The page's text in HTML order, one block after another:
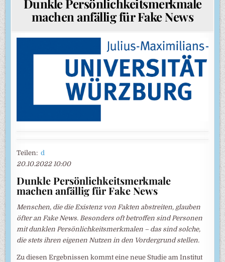
Dunkle Persönlichkeitsmerkmale
machen anfällig für Fake News
Teilen:d
20.10.2022 10:00
Dunkle Persönlichkeitsmerkmale
machen anfällig für Fake News
Menschen, die die Existenz von Fakten abstreiten, glauben
öfter an Fake News. Besonders oft betroffen sind Personen
mit dunklen Persönlichkeitsmerkmalen – das sind solche,
die stets ihren eigenen Nutzen in den Vordergrund stellen.
Zu diesen Ergebnissen kommt eine neue Studie am Institut